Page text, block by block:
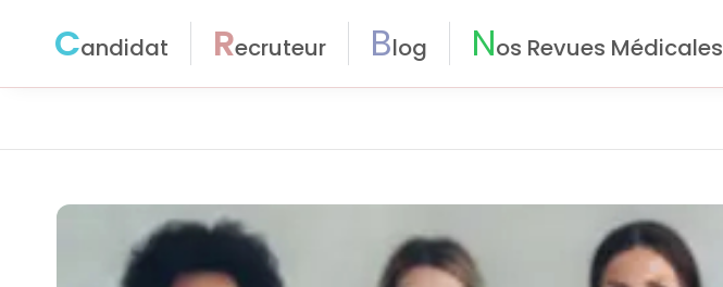
Candidat Recruteur Blog Nos Revues Médicales